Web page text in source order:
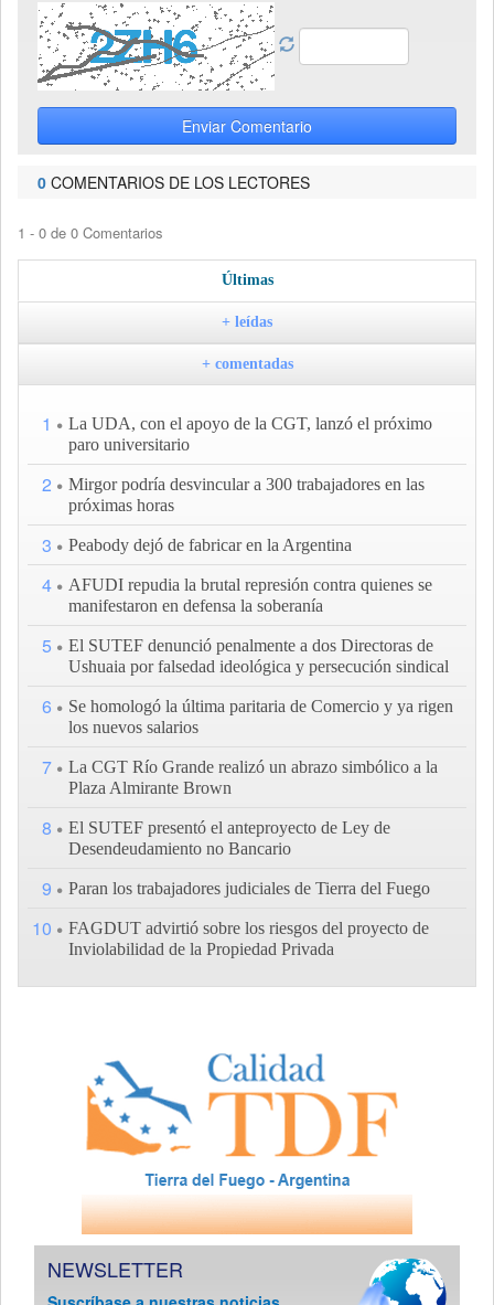
Enviar Comentario
0 COMENTARIOS DE LOS LECTORES
1 - 0 de 0 Comentarios
Últimas
+ leídas
+ comentadas
1
La UDA, con el apoyo de la CGT, lanzó el próximo
paro universitario
2
Mirgor podría desvincular a 300 trabajadores en las
próximas horas
3 Peabody dejó de fabricar en la Argentina
4
AFUDI repudia la brutal represión contra quienes se
manifestaron en defensa la soberanía
5
El SUTEF denunció penalmente a dos Directoras de
Ushuaia por falsedad ideológica y persecución sindical
6
Se homologó la última paritaria de Comercio y ya rigen
los nuevos salarios
7
La CGT Río Grande realizó un abrazo simbólico a la
Plaza Almirante Brown
8
El SUTEF presentó el anteproyecto de Ley de
Desendeudamiento no Bancario
9 Paran los trabajadores judiciales de Tierra del Fuego
10
FAGDUT advirtió sobre los riesgos del proyecto de
Inviolabilidad de la Propiedad Privada
NEWSLETTER